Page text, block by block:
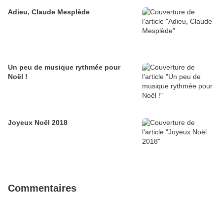
Adieu, Claude Mesplède
Un peu de musique rythmée pour
Noël !
Joyeux Noël 2018
Commentaires